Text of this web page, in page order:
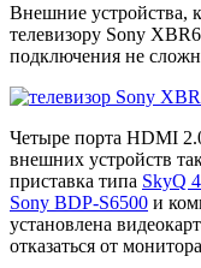
Внешние устройства,
телевизору Sony
подключения не
Четыре порта HDMI
внешних устройств
приставка типа SkyQ
Sony BDP-S6500 и
установлена
отказаться от